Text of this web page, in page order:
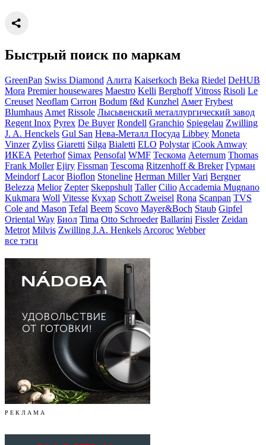
Быстрый поиск по маркам
GreenPan Swiss Diamond Алита Kaiserkoch Beka Riedel DeHUB
Mora Premier housewares Maestro Kelli Berghoff Vitross Risoli Le
Creuset Neoflam Ситон Bodum f&d Kunzhel Амет Frybest
Blumhaus Amet Rissole Лысьвенский металлургический завод
Regent Inox Pyrex De Buyer Rondell Granchio Spiegelau Zwilling
J. A. Henckels Gul San Нева-Металл Посуда Libbey Moneta
Vinzer Zyliss Giaretti Silga Bialetti ELO Polystar iCook Amway
ИКЕА Peterhof Simax Pensofal WMF Тескома Aeternum Thomas
Frank Moller Ejiry Fissman Tescoma Ritzenhoff & Breker Гурман
Meindorf Lacor Bioflon Stoneline Herman Miller Vari Bergner
Belezza Melior Zepter Skeppshult Taller Cilio Accademia Mugnano
Kukmara Woll Vitesse Кухар Schott Zweisel Rona Scanpan TVS
Cole and Mason Tefal Beem Scovo Mayer&Boch Staub Gipfel
Oriental Way Биол Tima Otto Schroeder Ballarini Fissler Zeidan
Metrot Milvis Zwilling J.A. Henkels Arcoroc Webber
все тэги
Р Е К Л А М А